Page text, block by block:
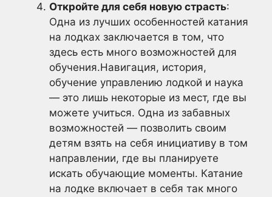
Откройте для себя новую страсть:
Одна из лучших особенностей катания
на лодках заключается в том, что
здесь есть много возможностей для
обучения.Навигация, история,
обучение управлению лодкой и наука
— это лишь некоторые из мест, где вы
можете учиться. Одна из забавных
возможностей — позволить своим
детям взять на себя инициативу в том
направлении, где вы планируете
искать обучающие моменты. Катание
на лодке включает в себя так много